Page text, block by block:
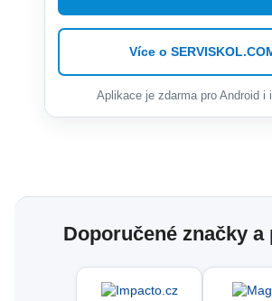
Více o
Aplikace je zdarma pro Android i
Doporučené značky a